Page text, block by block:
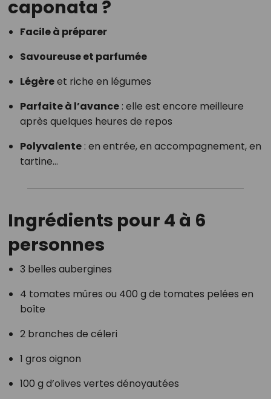
caponata ?
Facile à préparer
Savoureuse et parfumée
Légèreet riche en légumes
Parfaite à l’avance: elle est encore meilleure
après quelques heures de repos
Polyvalente: en entrée, en accompagnement, en
tartine…
Ingrédients pour 4 à 6
personnes
3 belles aubergines
4 tomates mûres ou 400 g de tomates pelées en
boîte
2 branches de céleri
1 gros oignon
100 g d’olives vertes dénoyautées